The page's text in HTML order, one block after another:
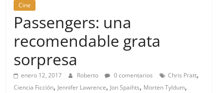
Cine
Passengers: una
recomendable grata
sorpresa
enero 12, 2017 Roberto 0 comentarios Chris Pratt,
Ciencia Ficción, Jennifer Lawrence, Jon Spaihts, Morten Tyldum,